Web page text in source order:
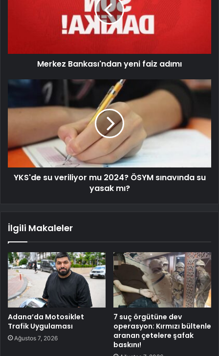
Merkez Bankası'ndan yeni faiz adımı
YKS'de su veriliyor mu 2024? ÖSYM sınavında su
yasak mı?
İlgili Makaleler
Adana’da Motosiklet
Trafik Uygulaması
Ağustos 7, 2026
7 suç örgütüne dev
operasyon: Kırmızı bültenle
aranan çetelere şafak
baskını!